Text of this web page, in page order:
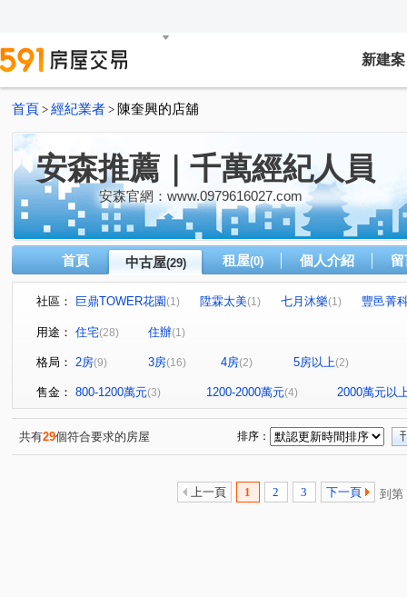
新建案
首頁 > 經紀業者 > 陳奎興的店舖
安森推薦｜千萬經紀人員
安森官網：www.0979616027.com
首頁 中古屋(29) 租屋(0) 個人介紹
社區： 巨鼎TOWER花園(1) 陞霖太美(1) 七月沐樂(1)
豐邑菁
惠宇一清庭
惠宇朗庭
豐邑大境豐藝 (1) 寶輝THE SPRINGS (1) 合新城峰
漢宇琢森(1) 惠宇MYPARK(1) 學田路 環中東路三段
春安路(1) 軍福十八路(2) 大墩四街(1) 敦富五街(1)
館前路(2) 南興北二路 四平路(1) 市政北七路(1)
大墩一街(1) 敦和路(1) 永春東七路(1) 埔東街(1)
天
用途： 住宅(28) 住辦(1)
格局： 2房(9) 3房(16) 4房(2) 5房以上(2)
售金： 800-1200萬元(3) 1200-2000萬元(4) 2000萬元以
共有29個符合要求的房屋 排序：
上一頁 1 2 3 下一頁 到第